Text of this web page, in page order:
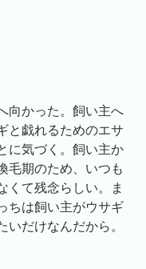
向かった。飼い主へ
と戯れるためのエサ
に気づく。飼い主か
毛期のため、いつも
くて残念らしい。ま
ちは飼い主がウサギ
いだけなんだから。